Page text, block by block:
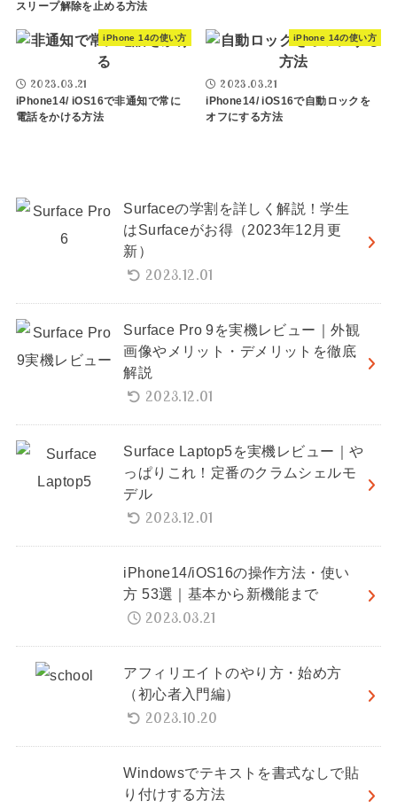
スリープ解除を止める方法
iPhone 14の使い方
2023.03.21
iPhone14/ iOS16で非通知で常に
電話をかける方法
iPhone 14の使い方
2023.03.21
iPhone14/ iOS16で自動ロックを
オフにする方法
Surfaceの学割を詳しく解説！学生
はSurfaceがお得（2023年12月更
新）
2023.12.01
Surface Pro 9を実機レビュー｜外観
画像やメリット・デメリットを徹底
解説
2023.12.01
Surface Laptop5を実機レビュー｜や
っぱりこれ！定番のクラムシェルモ
デル
2023.12.01
iPhone14/iOS16の操作方法・使い
方 53選｜基本から新機能まで
2023.03.21
アフィリエイトのやり方・始め方
（初心者入門編）
2023.10.20
Windowsでテキストを書式なしで貼
り付けする方法